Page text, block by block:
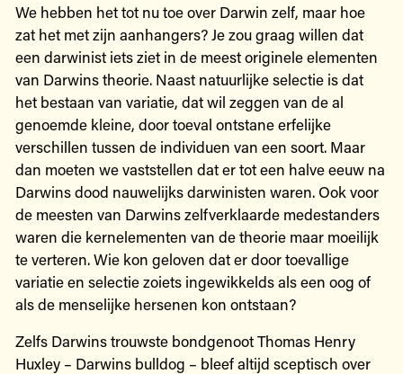
We hebben het tot nu toe over Darwin zelf, maar hoe
zat het met zijn aanhangers? Je zou graag willen dat
een darwinist iets ziet in de meest originele elementen
van Darwins theorie. Naast natuurlijke selectie is dat
het bestaan van variatie, dat wil zeggen van de al
genoemde kleine, door toeval ontstane erfelijke
verschillen tussen de individuen van een soort. Maar
dan moeten we vaststellen dat er tot een halve eeuw na
Darwins dood nauwelijks darwinisten waren. Ook voor
de meesten van Darwins zelfverklaarde medestanders
waren die kernelementen van de theorie maar moeilijk
te verteren. Wie kon geloven dat er door toevallige
variatie en selectie zoiets ingewikkelds als een oog of
als de menselijke hersenen kon ontstaan?
Zelfs Darwins trouwste bondgenoot Thomas Henry
Huxley – Darwins bulldog – bleef altijd sceptisch over